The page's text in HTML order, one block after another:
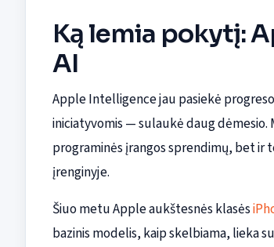
Ką lemia pokytį:
AI
Apple Intelligence jau pasiekė
iniciatyvomis — sulaukė daug dėmesio.
programinės įrangos sprendimų, bet ir
įrenginyje.
Šiuo metu Apple aukštesnės klasės
bazinis modelis, kaip skelbiama, lieka